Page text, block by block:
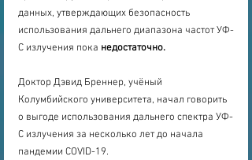
данных, утверждающих безопасность
использования дальнего диапазона частот УФ-
С излучения пока недостаточно.
Доктор Дэвид Бреннер, учёный
Колумбийского университета, начал говорить
о выгоде использования дальнего спектра УФ-
С излучения за несколько лет до начала
пандемии COVID-19.